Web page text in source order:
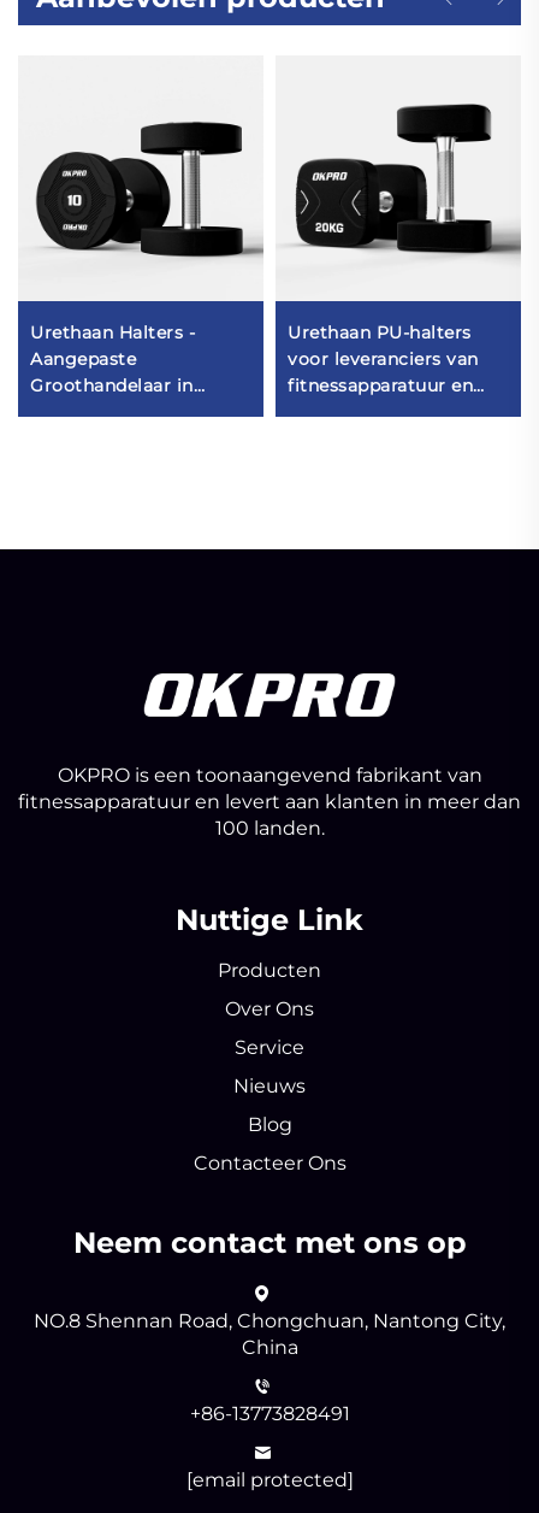
Urethaan Halters -
Aangepaste
Groothandelaar in
Halters voor
Urethaan PU-halters
voor leveranciers van
fitnessapparatuur en
fitnesscentra
OKPRO is een toonaangevend fabrikant van
fitnessapparatuur en levert aan klanten in meer dan
100 landen.
Nuttige Link
Producten
Over Ons
Service
Nieuws
Blog
Contacteer Ons
Neem contact met ons op
NO.8 Shennan Road, Chongchuan, Nantong City,
China
+86-13773828491
[email protected]